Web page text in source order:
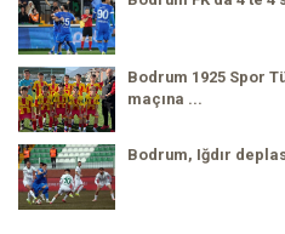
Bodrum 1925 Spor
maçına ...
Bodrum, Iğdır